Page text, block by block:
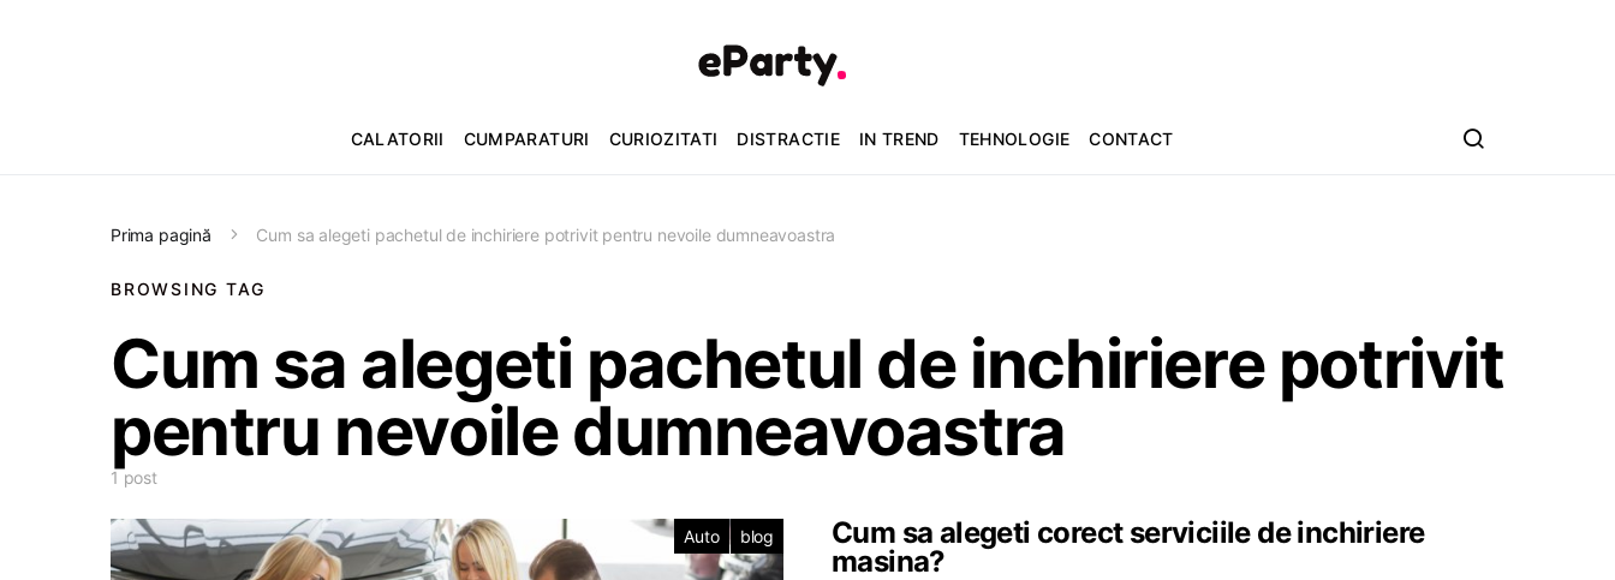
CALATORII CUMPARATURI CURIOZITATI DISTRACTIE IN TREND TEHNOLOGIE CONTACT
Prima pagină Cum sa alegeti pachetul de inchiriere potrivit pentru nevoile dumneavoastra
BROWSING TAG
Cum sa alegeti pachetul de inchiriere potrivit
pentru nevoile dumneavoastra
1 post
Auto blog
Cum sa alegeti corect serviciile de inchiriere
masina?